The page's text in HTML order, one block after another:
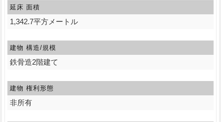
延床 面積
1,342.7平方メートル
建物 構造/規模
鉄骨造2階建て
建物 権利形態
非所有